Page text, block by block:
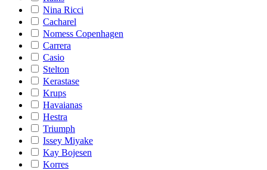
Nina Ricci
Cacharel
Nomess Copenhagen
Carrera
Casio
Stelton
Kerastase
Krups
Havaianas
Hestra
Triumph
Issey Miyake
Kay Bojesen
Korres